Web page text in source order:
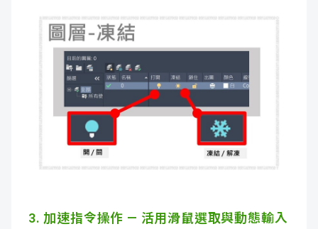
3. 加速指令操作 — 活用滑鼠選取與動態輸入